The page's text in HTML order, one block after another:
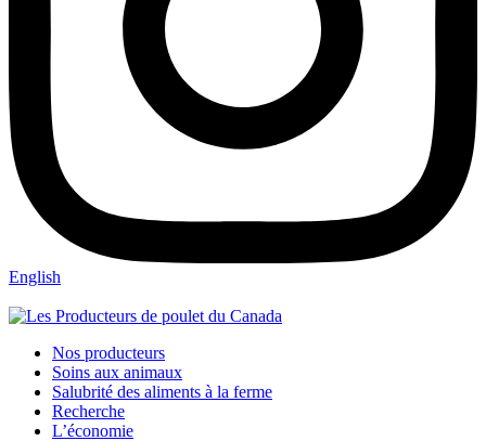
English
Nos producteurs
Soins aux animaux
Salubrité des aliments à la ferme
Recherche
L’économie